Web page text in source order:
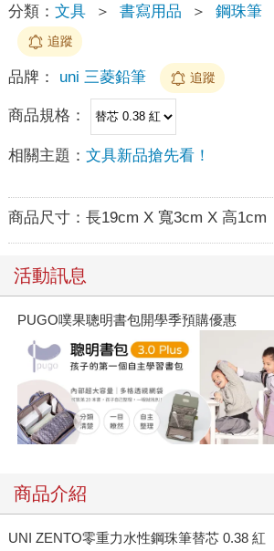
分類： 文具 ＞ 書寫用品 ＞ 鋼珠筆
追蹤
品牌： uni 三菱鉛筆 追蹤
商品規格：
相關主題： 文具新品搶先看！
商品尺寸： 長19cm X 寬3cm X 高1cm
活動訊息
PUGO噗果聰明書包開學季預購優惠
商品介紹
UNI ZENTO零重力水性鋼珠筆替芯 0.38 紅